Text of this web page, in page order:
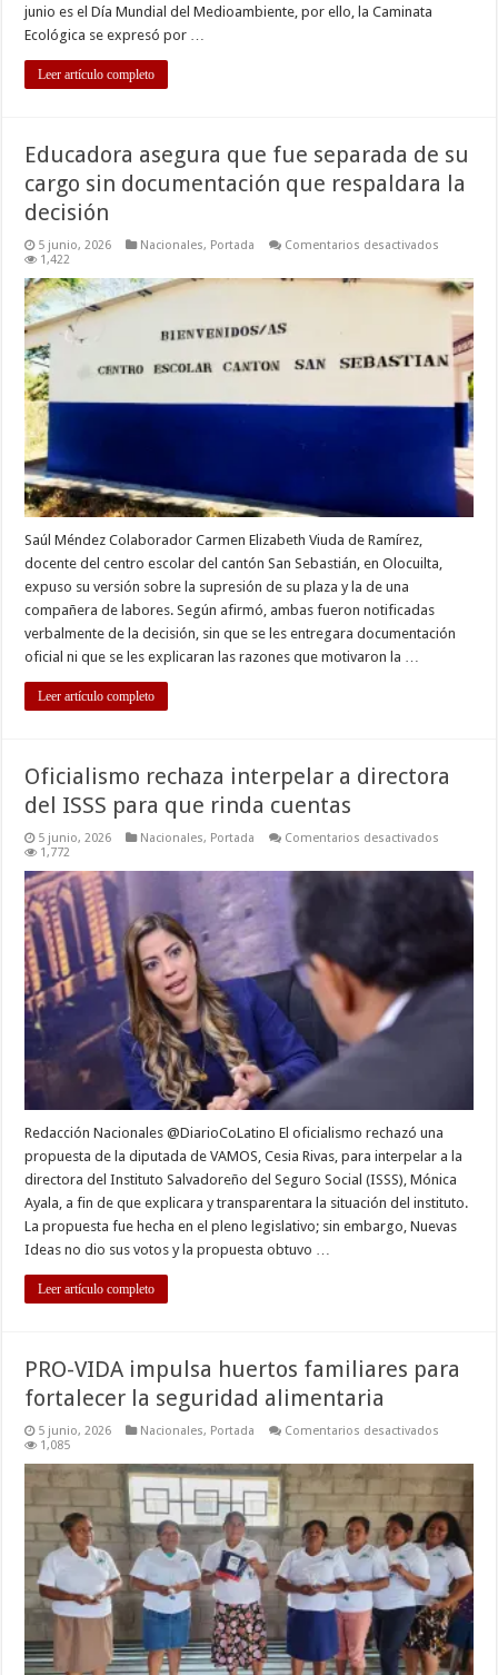
junio es el Día Mundial del Medioambiente, por ello, la Caminata
Ecológica se expresó por …
Leer artículo completo
Educadora asegura que fue separada de su
cargo sin documentación que respaldara la
decisión
5 junio, 2026 Nacionales, Portada Comentarios desactivados
que
fue
separada
su
cargo
que
decisión
1,422
Saúl Méndez Colaborador Carmen Elizabeth Viuda de Ramírez,
docente del centro escolar del cantón San Sebastián, en Olocuilta,
expuso su versión sobre la supresión de su plaza y la de una
compañera de labores. Según afirmó, ambas fueron notificadas
verbalmente de la decisión, sin que se les entregara documentación
oficial ni que se les explicaran las razones que motivaron la …
Leer artículo completo
Oficialismo rechaza interpelar a directora
del ISSS para que rinda cuentas
5 junio, 2026 Nacionales, Portada Comentarios desactivados
interpelar
directora
rinda
1,772
Redacción Nacionales @DiarioCoLatino El oficialismo rechazó una
propuesta de la diputada de VAMOS, Cesia Rivas, para interpelar a la
directora del Instituto Salvadoreño del Seguro Social (ISSS), Mónica
Ayala, a fin de que explicara y transparentara la situación del instituto.
La propuesta fue hecha en el pleno legislativo; sin embargo, Nuevas
Ideas no dio sus votos y la propuesta obtuvo …
Leer artículo completo
PRO-VIDA impulsa huertos familiares para
fortalecer la seguridad alimentaria
5 junio, 2026 Nacionales, Portada Comentarios desactivados
para
fortalecer
la
seguridad
1,085